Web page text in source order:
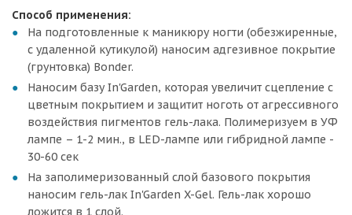
Способ применения:
На подготовленные к маникюру ногти (обезжиренные,
с удаленной кутикулой) наносим адгезивное покрытие
(грунтовка) Bonder.
Наносим базу In'Garden, которая увеличит сцепление с
цветным покрытием и защитит ноготь от агрессивного
воздействия пигментов гель-лака. Полимеризуем в УФ
лампе – 1-2 мин., в LED-лампе или гибридной лампе -
30-60 сек
На заполимеризованный слой базового покрытия
наносим гель-лак In'Garden X-Gel. Гель-лак хорошо
ложится в 1 слой.